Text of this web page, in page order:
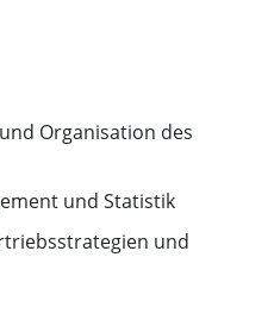
Organisation des
und Statistik
und